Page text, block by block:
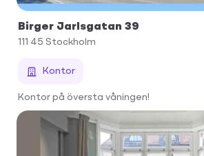
Birger Jarlsgatan 39
111 45 Stockholm
Kontor
Kontor på översta våningen!